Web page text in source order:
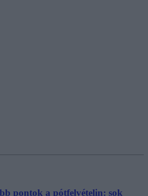
pontok a pótfelvételin: sok